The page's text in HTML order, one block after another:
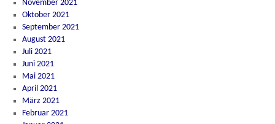
November 2021
Oktober 2021
September 2021
August 2021
Juli 2021
Juni 2021
Mai 2021
April 2021
März 2021
Februar 2021